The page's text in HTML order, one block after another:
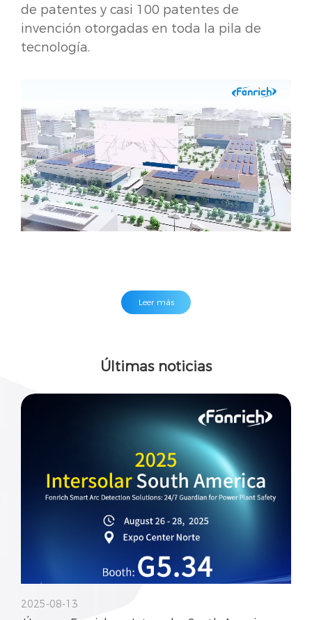
de patentes y casi 100 patentes de
invención otorgadas en toda la pila de
tecnología.
Leer más
Últimas noticias
2025-08-13